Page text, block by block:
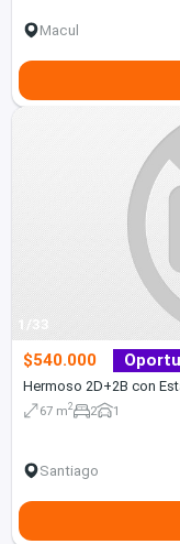
Macul
1/33
$540.000
Hermoso 2D+2B con
67 m2 2 1
Santiago